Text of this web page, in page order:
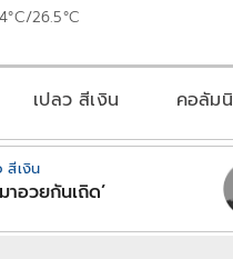
26.5°C
เปลว สีเงิน คอลัม
สีเงิน
มาอวยกันเถิด’